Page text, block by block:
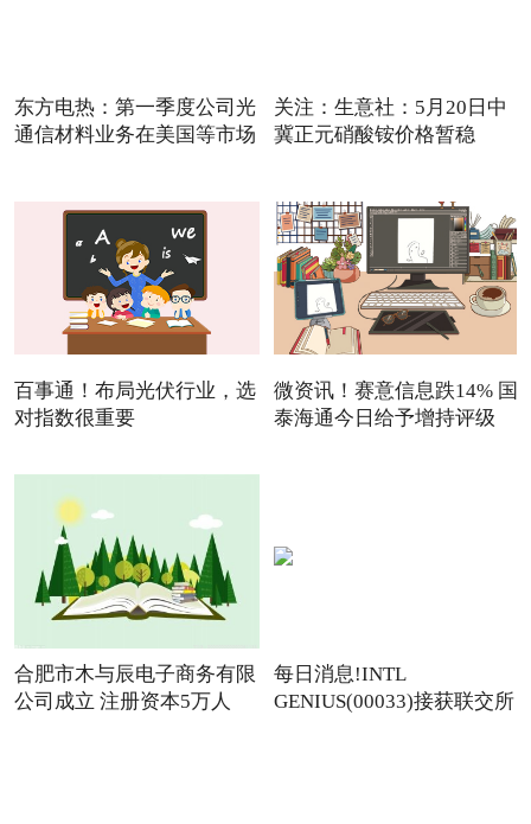
东方电热：第一季度公司光
通信材料业务在美国等市场
关注：生意社：5月20日中
冀正元硝酸铵价格暂稳
百事通！布局光伏行业，选
对指数很重要
微资讯！赛意信息跌14% 国
泰海通今日给予增持评级
合肥市木与辰电子商务有限
公司成立 注册资本5万人
每日消息!INTL
GENIUS(00033)接获联交所